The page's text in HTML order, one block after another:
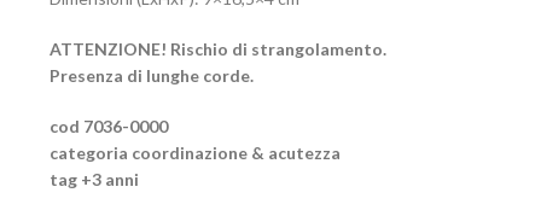
ATTENZIONE! Rischio di strangolamento.
Presenza di lunghe corde.
cod 7036-0000
categoria coordinazione & acutezza
tag +3 anni